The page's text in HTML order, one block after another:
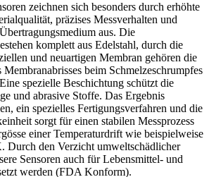
zeichnen sich besonders durch erhöhte
präzises Messverhalten und
aus. Die
komplett aus Edelstahl, durch die
und neuartigen Membran gehören die
Membranabrisses beim Schmelzeschrumpfes
spezielle Beschichtung schützt die
und abrasive Stoffe. Das Ergebnis
ein spezielles Fertigungsverfahren und die
sorgt für einen stabilen Messprozess
einer Temperaturdrift wie beispielweise
Durch den Verzicht umweltschädlicher
Sensoren auch für Lebensmittel- und
werden (FDA Konform).